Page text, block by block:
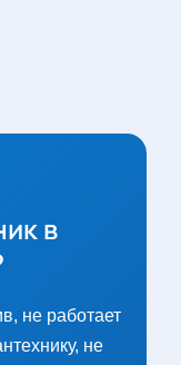
в
не работает
не